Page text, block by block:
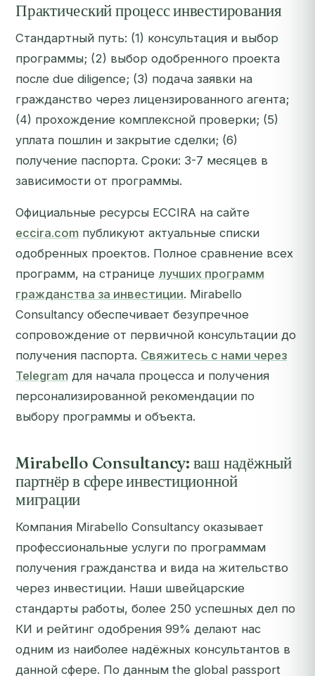
Практический процесс инвестирования
Стандартный путь: (1) консультация и выбор
программы; (2) выбор одобренного проекта
после due diligence; (3) подача заявки на
гражданство через лицензированного агента;
(4) прохождение комплексной проверки; (5)
уплата пошлин и закрытие сделки; (6)
получение паспорта. Сроки: 3-7 месяцев в
зависимости от программы.
Официальные ресурсы ECCIRA на сайте
eccira.com публикуют актуальные списки
одобренных проектов. Полное сравнение всех
программ, на странице лучших программ
гражданства за инвестиции. Mirabello
Consultancy обеспечивает безупречное
сопровождение от первичной консультации до
получения паспорта. Свяжитесь с нами через
Telegram для начала процесса и получения
персонализированной рекомендации по
выбору программы и объекта.
Mirabello Consultancy: ваш надёжный
партнёр в сфере инвестиционной
миграции
Компания Mirabello Consultancy оказывает
профессиональные услуги по программам
получения гражданства и вида на жительство
через инвестиции. Наши швейцарские
стандарты работы, более 250 успешных дел по
КИ и рейтинг одобрения 99% делают нас
одним из наиболее надёжных консультантов в
данной сфере. По данным the global passport